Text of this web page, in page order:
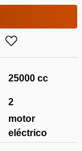
25000 cc
2
motor
eléctrico